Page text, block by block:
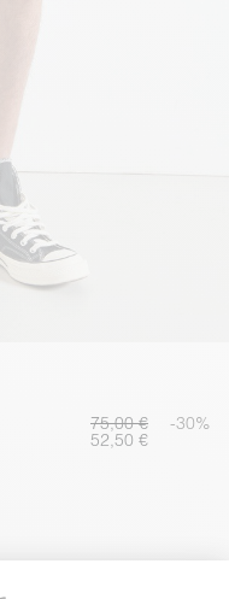
75,00 € -30%
52,50 €